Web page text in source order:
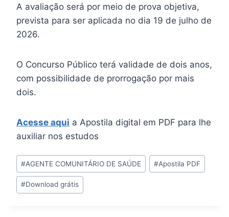
A avaliação será por meio de prova objetiva,
prevista para ser aplicada no dia 19 de julho de
2026.
O Concurso Público terá validade de dois anos,
com possibilidade de prorrogação por mais
dois.
Acesse aqui a Apostila digital em PDF para lhe
auxiliar nos estudos
Tags
do
Post:
#AGENTE COMUNITÁRIO DE SAÚDE #Apostila PDF
#Download grátis